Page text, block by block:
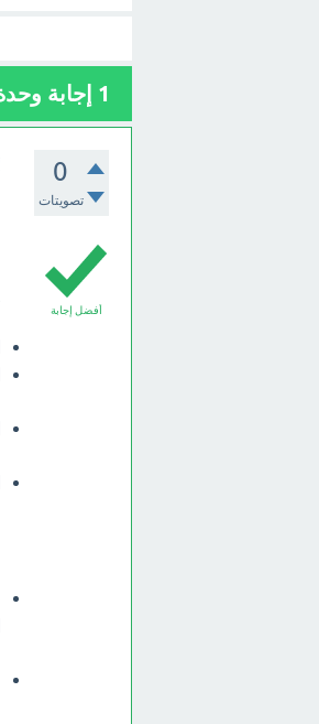
1 إجابة
0
تصويتات
أفضل إجابة